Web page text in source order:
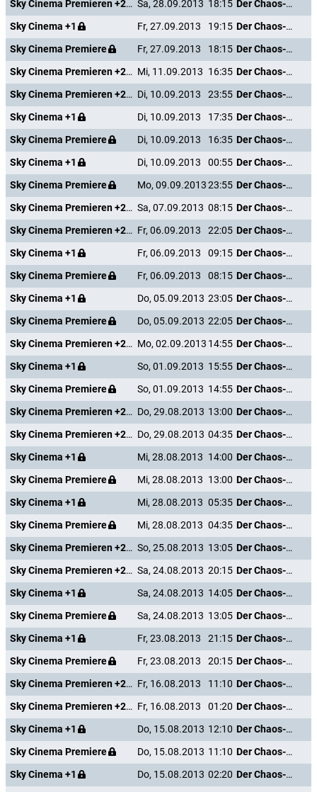
Sky Cinema Premieren +24 Sa, 28.09.2013 18:15
Der Chaos-Dad
Sky Cinema +1
Fr, 27.09.2013 19:15
Der Chaos-Dad
Sky Cinema Premiere
Fr, 27.09.2013 18:15
Der Chaos-Dad
Sky Cinema Premieren +24 Mi, 11.09.2013 16:35
Der Chaos-Dad
Sky Cinema Premieren +24 Di, 10.09.2013 23:55
Der Chaos-Dad
Sky Cinema +1
Di, 10.09.2013 17:35
Der Chaos-Dad
Sky Cinema Premiere
Di, 10.09.2013 16:35
Der Chaos-Dad
Sky Cinema +1
Di, 10.09.2013 00:55
Der Chaos-Dad
Sky Cinema Premiere
Mo, 09.09.201323:55
Der Chaos-Dad
Sky Cinema Premieren +24 Sa, 07.09.2013 08:15
Der Chaos-Dad
Sky Cinema Premieren +24 Fr, 06.09.2013 22:05
Der Chaos-Dad
Sky Cinema +1
Fr, 06.09.2013 09:15
Der Chaos-Dad
Sky Cinema Premiere
Fr, 06.09.2013 08:15
Der Chaos-Dad
Sky Cinema +1
Do, 05.09.2013 23:05
Der Chaos-Dad
Sky Cinema Premiere
Do, 05.09.2013 22:05
Der Chaos-Dad
Sky Cinema Premieren +24 Mo, 02.09.2013 14:55
Der Chaos-Dad
Sky Cinema +1
So, 01.09.2013 15:55
Der Chaos-Dad
Sky Cinema Premiere
So, 01.09.2013 14:55
Der Chaos-Dad
Sky Cinema Premieren +24 Do, 29.08.2013 13:00
Der Chaos-Dad
Sky Cinema Premieren +24 Do, 29.08.2013 04:35
Der Chaos-Dad
Sky Cinema +1
Mi, 28.08.2013 14:00
Der Chaos-Dad
Sky Cinema Premiere
Mi, 28.08.2013 13:00
Der Chaos-Dad
Sky Cinema +1
Mi, 28.08.2013 05:35
Der Chaos-Dad
Sky Cinema Premiere
Mi, 28.08.2013 04:35
Der Chaos-Dad
Sky Cinema Premieren +24 So, 25.08.2013 13:05
Der Chaos-Dad
Sky Cinema Premieren +24 Sa, 24.08.2013 20:15
Der Chaos-Dad
Sky Cinema +1
Sa, 24.08.2013 14:05
Der Chaos-Dad
Sky Cinema Premiere
Sa, 24.08.2013 13:05
Der Chaos-Dad
Sky Cinema +1
Fr, 23.08.2013 21:15
Der Chaos-Dad
Sky Cinema Premiere
Fr, 23.08.2013 20:15
Der Chaos-Dad
Sky Cinema Premieren +24 Fr, 16.08.2013 11:10
Der Chaos-Dad
Sky Cinema Premieren +24 Fr, 16.08.2013 01:20
Der Chaos-Dad
Sky Cinema +1
Do, 15.08.2013 12:10
Der Chaos-Dad
Sky Cinema Premiere
Do, 15.08.2013 11:10
Der Chaos-Dad
Sky Cinema +1
Do, 15.08.2013 02:20
Der Chaos-Dad